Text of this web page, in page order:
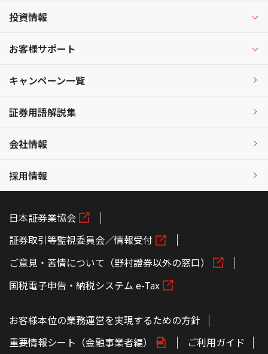
投資情報
お客様サポート
キャンペーン一覧
証券用語解説集
会社情報
採用情報
日本証券業協会
証券取引等監視委員会／情報受付
ご意見・苦情について（野村證券以外の窓口）
国税電子申告・納税システム e-Tax
お客様本位の業務運営を実現するための方針
重要情報シート（金融事業者編）
ご利用ガイド